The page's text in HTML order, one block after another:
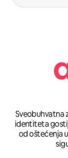
Sveobuhvatna
identiteta
od oštećenja